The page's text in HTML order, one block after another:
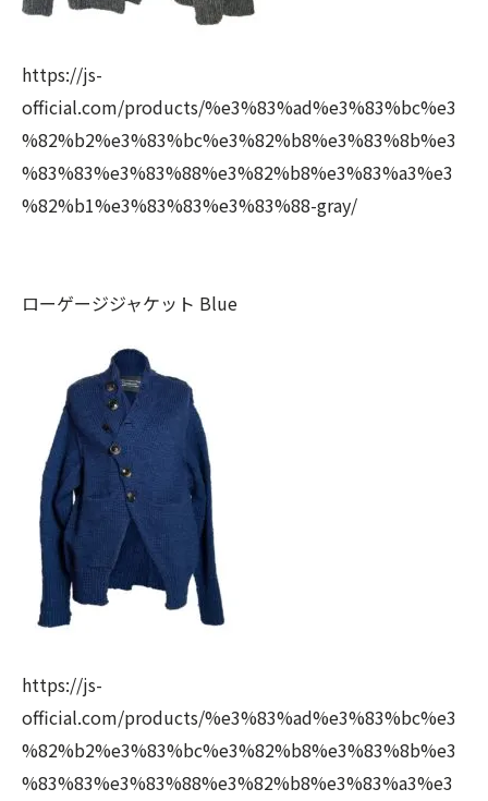
https://js-
official.com/products/%e3%83%ad%e3%83%bc%e3
%82%b2%e3%83%bc%e3%82%b8%e3%83%8b%e3
%83%83%e3%83%88%e3%82%b8%e3%83%a3%e3
%82%b1%e3%83%83%e3%83%88-gray/
ローゲージジャケット Blue
https://js-
official.com/products/%e3%83%ad%e3%83%bc%e3
%82%b2%e3%83%bc%e3%82%b8%e3%83%8b%e3
%83%83%e3%83%88%e3%82%b8%e3%83%a3%e3